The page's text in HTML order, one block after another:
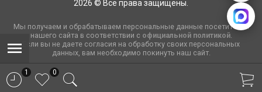
2026 © Все права защищены.
Мы получаем и обрабатываем персональные данные посетителей
нашего сайта в соответствии с официальной политикой.
Если вы не даете согласия на обработку своих персональных
данных, вам необходимо покинуть наш сайт.
1 0